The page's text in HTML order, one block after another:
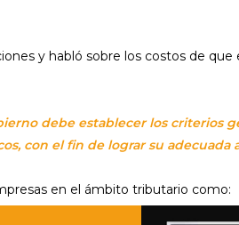
y habló sobre los costos de
debe establecer los criterios
con el fin de lograr su adecuada
en el ámbito tributario como: